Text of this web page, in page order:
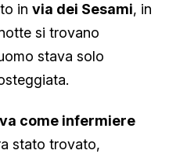
in via dei Sesami, in
si trovano
stava solo
come infermiere
stato trovato,